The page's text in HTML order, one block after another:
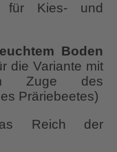
für Kies- und
Boden
die Variante mit
Zuge des
Präriebeetes)
Reich der